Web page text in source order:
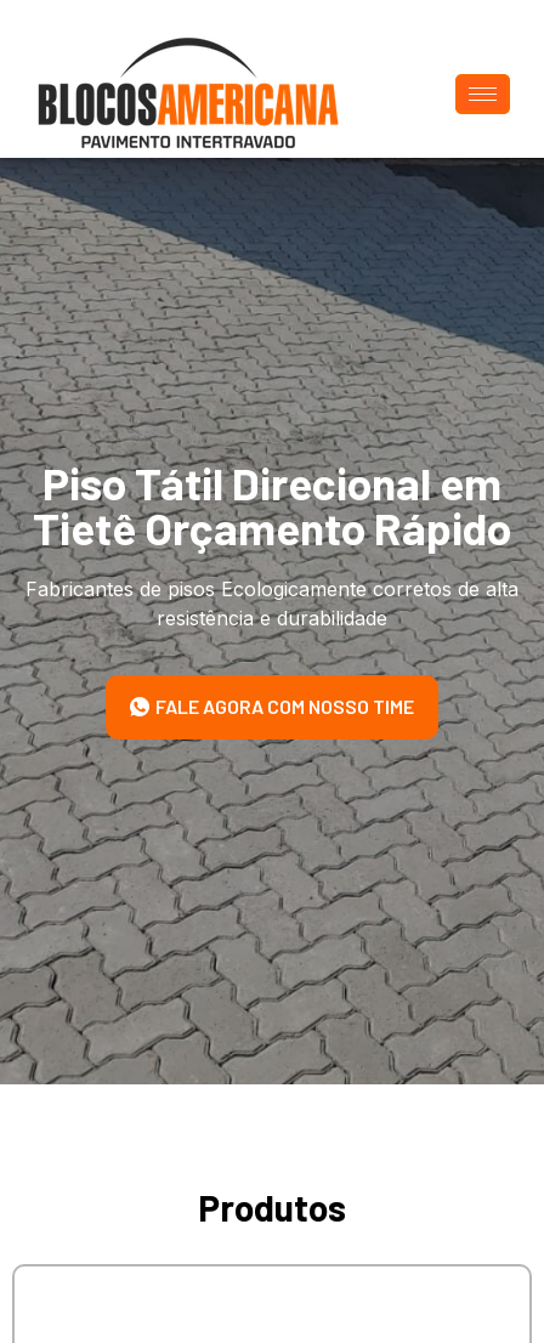
Piso Tátil Direcional em
Tietê Orçamento Rápido
Fabricantes de pisos Ecologicamente corretos de alta
resistência e durabilidade
FALE AGORA COM NOSSO TIME
Produtos